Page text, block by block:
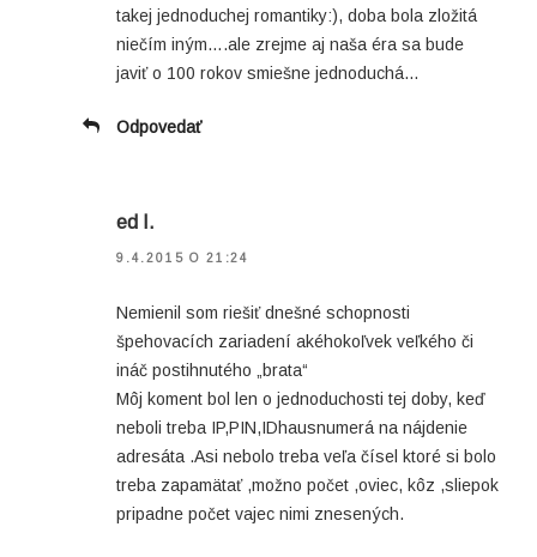
takej jednoduchej romantiky:), doba bola zložitá
niečím iným….ale zrejme aj naša éra sa bude
javiť o 100 rokov smiešne jednoduchá…
Odpovedať
ed I.
9.4.2015 O 21:24
Nemienil som riešiť dnešné schopnosti
špehovacích zariadení akéhokoľvek veľkého či
ináč postihnutého „brata“
Môj koment bol len o jednoduchosti tej doby, keď
neboli treba IP,PIN,IDhausnumerá na nájdenie
adresáta .Asi nebolo treba veľa čísel ktoré si bolo
treba zapamätať ,možno počet ,oviec, kôz ,sliepok
pripadne počet vajec nimi znesených.